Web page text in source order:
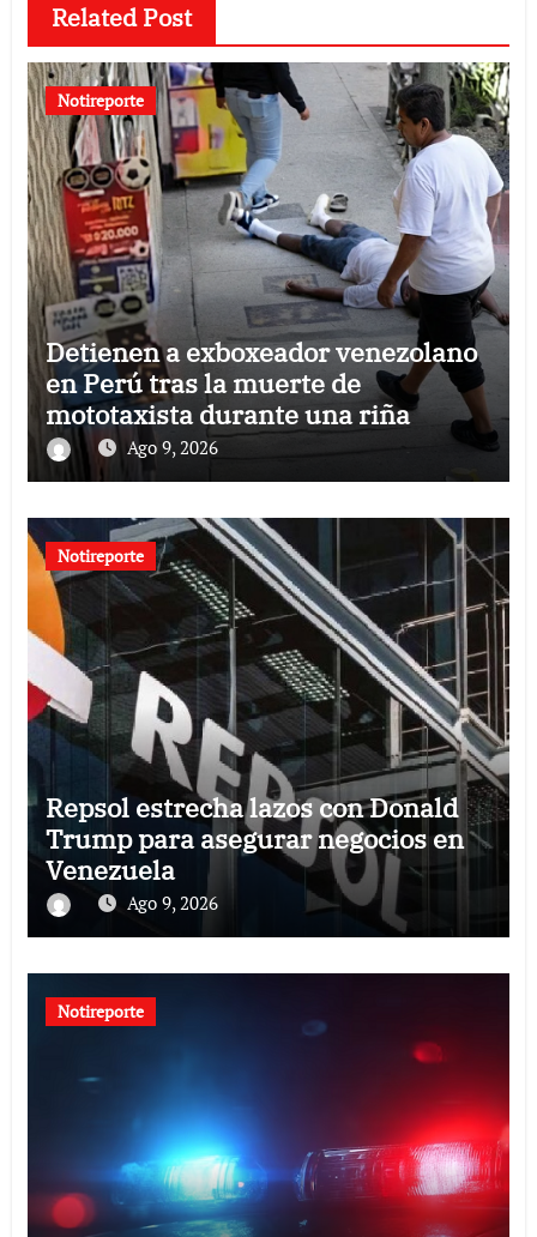
Related Post
Notireporte
Detienen a exboxeador venezolano
en Perú tras la muerte de
mototaxista durante una riña
Ago 9, 2026
Notireporte
Repsol estrecha lazos con Donald
Trump para asegurar negocios en
Venezuela
Ago 9, 2026
Notireporte